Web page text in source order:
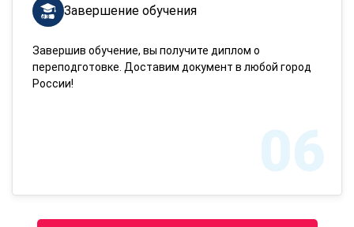
Завершение обучения
Завершив обучение, вы получите диплом о
переподготовке. Доставим документ в любой город
России!
06